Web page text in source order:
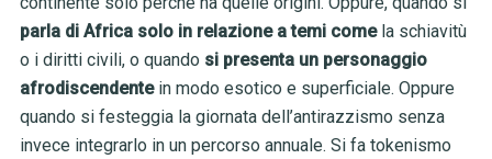
parla di Africa solo in relazione a temi comela schiavitù
o i diritti civili, o quandosi presenta un personaggio
afrodiscendentein modo esotico e superficiale. Oppure
quando si festeggia la giornata dell’antirazzismo senza
invece integrarlo in un percorso annuale. Si fa tokenismo